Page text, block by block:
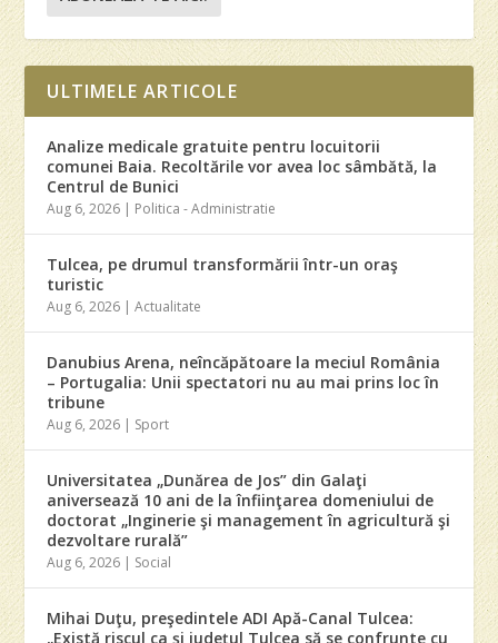
ULTIMELE ARTICOLE
Analize medicale gratuite pentru locuitorii
comunei Baia. Recoltările vor avea loc sâmbătă, la
Centrul de Bunici
Aug 6, 2026 | Politica - Administratie
Tulcea, pe drumul transformării într-un oraş
turistic
Aug 6, 2026 |Actualitate
Danubius Arena, neîncăpătoare la meciul România
– Portugalia: Unii spectatori nu au mai prins loc în
tribune
Aug 6, 2026 | Sport
Universitatea „Dunărea de Jos” din Galaţi
aniversează 10 ani de la înfiinţarea domeniului de
doctorat „Inginerie şi management în agricultură şi
dezvoltare rurală”
Aug 6, 2026 | Social
Mihai Duţu, preşedintele ADI Apă-Canal Tulcea:
„Există riscul ca şi judeţul Tulcea să se confrunte cu